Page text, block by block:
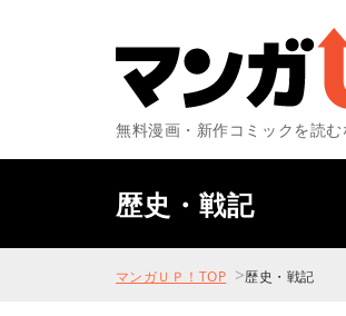
無料漫画・新作コミックを読む
歴史・戦記
マンガＵＰ！TOP >歴史・戦記